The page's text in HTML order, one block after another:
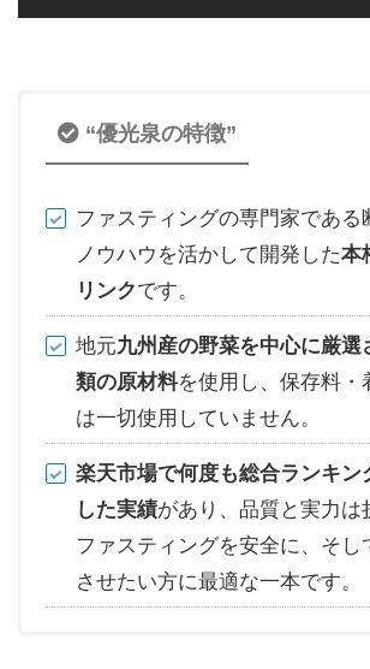
“優光泉の特徴”
ファスティングの専門家である
ノウハウを活かして開発した本
リンクです。
地元九州産の野菜を中心に厳選
類の原材料を使用し、保存料・
は一切使用していません。
楽天市場で何度も総合ランキン
した実績があり、品質と実力は
ファスティングを安全に、そし
させたい方に最適な一本です。